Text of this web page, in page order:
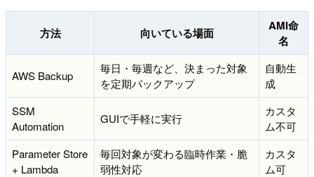
方法 向いている場面
AMI命
名
AWS Backup
毎日・毎週など、決まった対象
を定期バックアップ
自動生
成
SSM
Automation
GUIで手軽に実行
カスタ
ム不可
Parameter Store
+ Lambda
毎回対象が変わる臨時作業・脆
弱性対応
カスタ
ム可